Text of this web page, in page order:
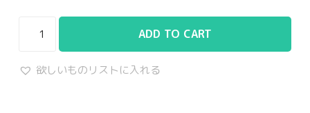
ADD TO CART
欲しいものリストに入れる